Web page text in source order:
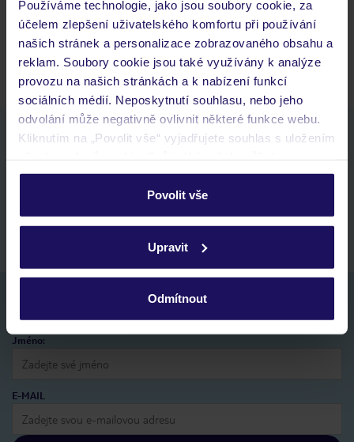
Používáme technologie, jako jsou soubory cookie, za
účelem zlepšení uživatelského komfortu při používání
našich stránek a personalizace zobrazovaného obsahu a
reklam. Soubory cookie jsou také využívány k analýze
provozu na našich stránkách a k nabízení funkcí
sociálních médií. Neposkytnutí souhlasu, nebo jeho
odvolání může negativně ovlivnit některé funkce webu.
Kliknutím na „Povolit vše“ vyjadřujete souhlas s uložením
personalizovat v sekci „Personalizace“.
Podrobné informace o souborech cookie naleznete v
ochrany osobních údajů.
Povolit vše
Upravit
Odmítnout
Zobrazit další
Stáhněte si bezplatnou aplikaci TUI
seznam oblíbených nabídek a možnost jejich sdílení
historie vyhledávání a naposledy zobrazené nabídky
Nezapomeňte se podívat do vaší e-mailové
schránky a registraci potvrdit!
Jméno:
E-MAIL